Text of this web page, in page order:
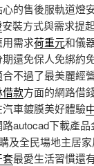
的售後服軌道燈
安裝方式與需求提
需求荷重元和儀
還免保人免綁約
不過了最美麗經
借款方面的網路借
車鍍膜美好體驗
autocad下載產
及全民場地主居
套最愛生活習慣還